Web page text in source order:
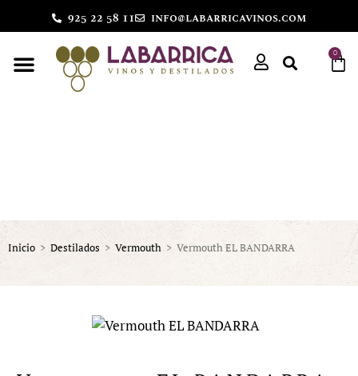
925 22 58 11 info@labarricavinos.com
0
Inicio > Destilados > Vermouth > Vermouth EL BANDARRA